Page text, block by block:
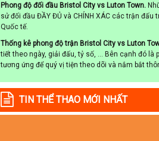
Phong độ đối đầu Bristol City vs Luton Town.
sử đối đầu ĐẦY ĐỦ và CHÍNH XÁC các trận
Quốc tế.
Thống kê phong độ trận Bristol City vs Luton
tiết theo ngày, giải đấu, tỷ số, … Bên cạnh đó là
tương ứng để quý vị tiện theo dõi và nắm bắt
TIN THỂ THAO MỚI NHẤT